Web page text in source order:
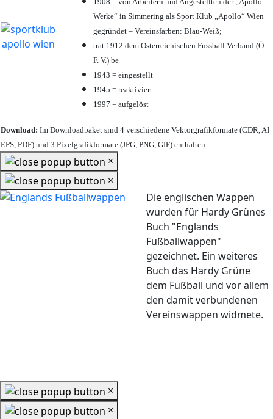
Werke“ in Simmering als Sport Klub „Apollo“ Wien
gegründet – Vereinsfarben: Blau-Weiß;
trat 1912 dem Österreichischen Fussball Verband (Ö.
F. V.) be
1943 = eingestellt
1945 = reaktiviert
1997 = aufgelöst
Download: Im Downloadpaket sind 4 verschiedene Vektorgrafikformate (CDR, AI
EPS, PDF) und 3 Pixelgrafikformate (JPG, PNG, GIF) enthalten.
×
×
Die englischen Wappen
wurden für Hardy Grünes
Buch "Englands
Fußballwappen"
gezeichnet. Ein weiteres
Buch das Hardy Grüne
dem Fußball und vor allem
den damit verbundenen
Vereinswappen widmete.
×
×